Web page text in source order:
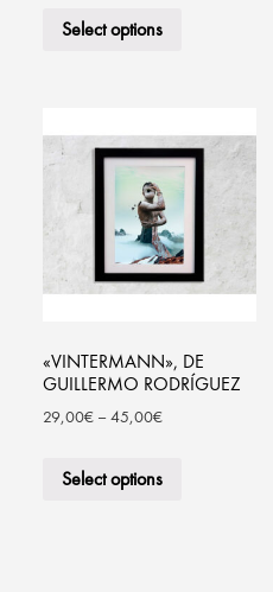
Select options
«VINTERMANN», DE
GUILLERMO RODRÍGUEZ
29,00€–45,00€
Select options